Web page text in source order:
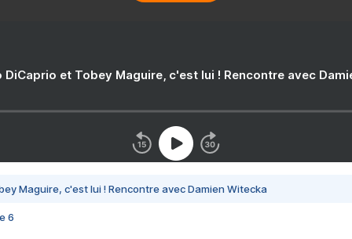
DiCaprio et Tobey Maguire, c'est lui ! Rencontre avec
Maguire, c'est lui ! Rencontre avec Damien Witecka
6